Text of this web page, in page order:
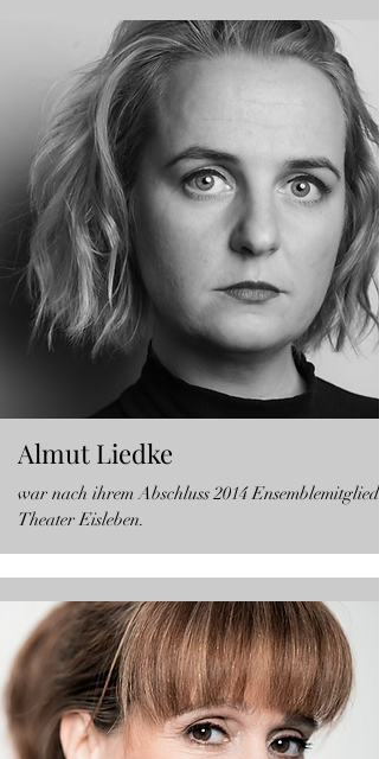
Almut Liedke
war nach ihrem Abschluss 2014 Ensemblemitglied
Theater Eisleben.